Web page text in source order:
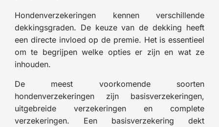
Hondenverzekeringen kennen verschillende
dekkingsgraden. De keuze van de dekking heeft
een directe invloed op de premie. Het is essentieel
om te begrijpen welke opties er zijn en wat ze
inhouden.
De meest voorkomende soorten
hondenverzekeringen zijn basisverzekeringen,
uitgebreide verzekeringen en complete
verzekeringen. Een basisverzekering dekt